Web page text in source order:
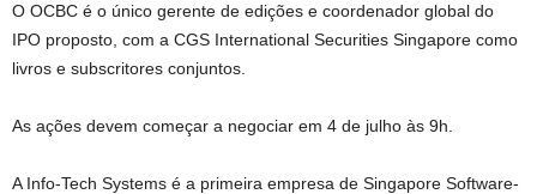
O OCBC é o único gerente de edições e coordenador global do
IPO proposto, com a CGS International Securities Singapore como
livros e subscritores conjuntos.
As ações devem começar a negociar em 4 de julho às 9h.
A Info-Tech Systems é a primeira empresa de Singapore Software-